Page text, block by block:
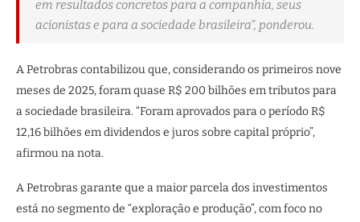
em resultados concretos para a companhia, seus
acionistas e para a sociedade brasileira”, ponderou.
A Petrobras contabilizou que, considerando os primeiros nove
meses de 2025, foram quase R$ 200 bilhões em tributos para
a sociedade brasileira. “Foram aprovados para o período R$
12,16 bilhões em dividendos e juros sobre capital próprio”,
afirmou na nota.
A Petrobras garante que a maior parcela dos investimentos
está no segmento de “exploração e produção”, com foco no